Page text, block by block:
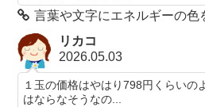
言葉や文字にエネルギーの色
リカコ
2026.05.03
１玉の価格はやはり798円くらい
はならなそうなの...